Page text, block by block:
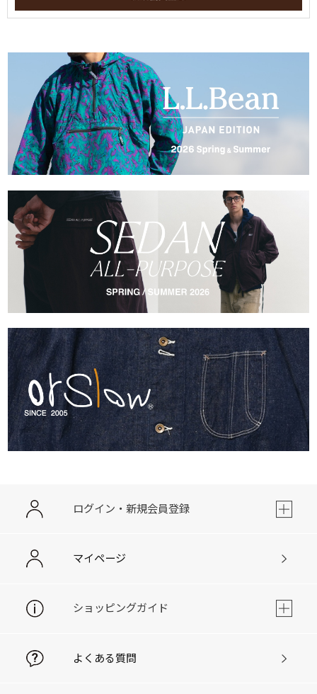
ログイン・新規会員登録
マイページ
ショッピングガイド
よくある質問